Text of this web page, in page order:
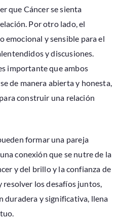
que Cáncer se sienta
Por otro lado, el
emocional y sensible para el
y discusiones.
importante que ambos
de manera abierta y honesta,
construir una relación
formar una pareja
conexión que se nutre de la
y del brillo y la confianza de
resolver los desafíos juntos,
duradera y significativa, llena